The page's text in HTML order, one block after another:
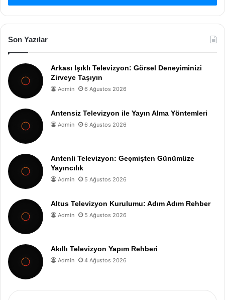
Son Yazılar
Arkası Işıklı Televizyon: Görsel Deneyiminizi
Zirveye Taşıyın
Admin 6 Ağustos 2026
Antensiz Televizyon ile Yayın Alma Yöntemleri
Admin 6 Ağustos 2026
Antenli Televizyon: Geçmişten Günümüze
Yayıncılık
Admin 5 Ağustos 2026
Altus Televizyon Kurulumu: Adım Adım Rehber
Admin 5 Ağustos 2026
Akıllı Televizyon Yapım Rehberi
Admin 4 Ağustos 2026